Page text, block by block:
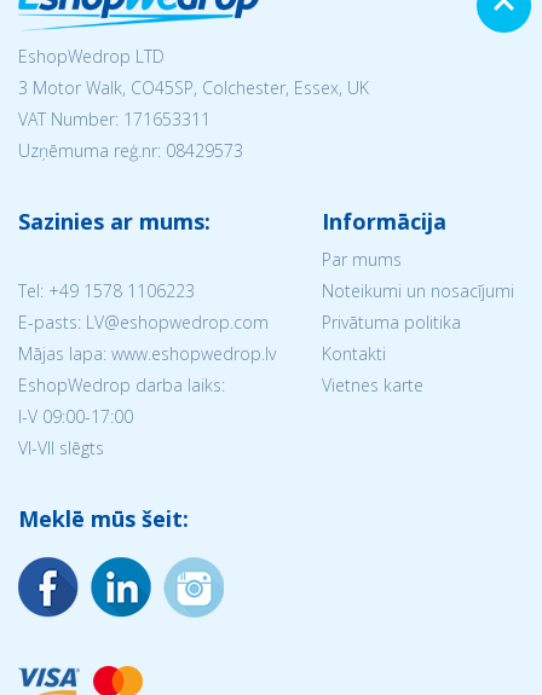
EshopWedrop LTD
3 Motor Walk, CO45SP, Colchester, Essex, UK
VAT Number: 171653311
Uzņēmuma reģ.nr: 08429573
Sazinies ar mums:
Tel: +49 1578 1106223
E-pasts: LV@eshopwedrop.com
Mājas lapa: www.eshopwedrop.lv
EshopWedrop darba laiks:
I-V 09:00-17:00
VI-VII slēgts
Informācija
Par mums
Noteikumi un nosacījumi
Privātuma politika
Kontakti
Vietnes karte
Meklē mūs šeit: